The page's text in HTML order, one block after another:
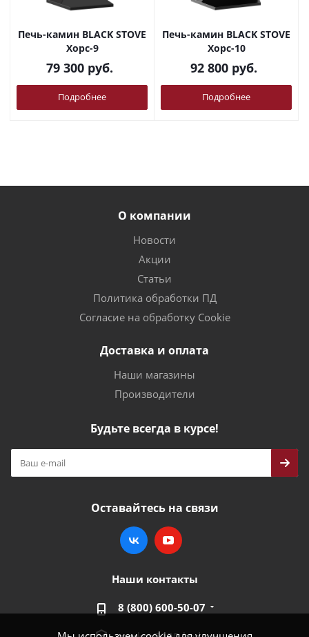
Печь-камин BLACK STOVE
Хорс-9
79 300 руб.
Подробнее
Печь-камин BLACK STOVE
Хорс-10
92 800 руб.
Подробнее
О компании
Новости
Акции
Статьи
Политика обработки ПД
Согласие на обработку Cookie
Доставка и оплата
Наши магазины
Производители
Будьте всегда в курсе!
Оставайтесь на связи
Наши контакты
8 (800) 600-50-07